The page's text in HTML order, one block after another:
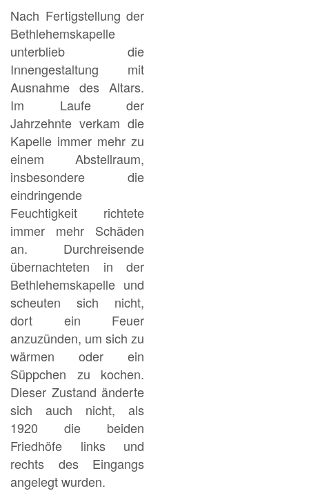
Nach Fertigstellung der
Bethlehemskapelle
unterblieb die
Innengestaltung mit
Ausnahme des Altars.
Im Laufe der
Jahrzehnte verkam die
Kapelle immer mehr zu
einem Abstellraum,
insbesondere die
eindringende
Feuchtigkeit richtete
immer mehr Schäden
an. Durchreisende
übernachteten in der
Bethlehemskapelle und
scheuten sich nicht,
dort ein Feuer
anzuzünden, um sich zu
wärmen oder ein
Süppchen zu kochen.
Dieser Zustand änderte
sich auch nicht, als
1920 die beiden
Friedhöfe links und
rechts des Eingangs
angelegt wurden.